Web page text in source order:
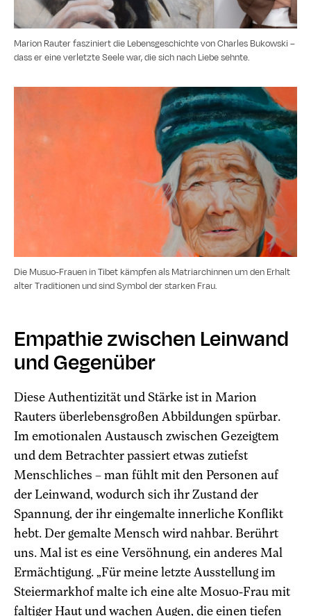
Marion Rauter fasziniert die Lebensgeschichte von Charles Bukowski –
dass er eine verletzte Seele war, die sich nach Liebe sehnte.
Die Musuo-Frauen in Tibet kämpfen als Matriarchinnen um den Erhalt
alter Traditionen und sind Symbol der starken Frau.
Empathie zwischen Leinwand
und Gegenüber
Diese Authentizität und Stärke ist in Marion
Rauters überlebensgroßen Abbildungen spürbar.
Im emotionalen Austausch zwischen Gezeigtem
und dem Betrachter passiert etwas zutiefst
Menschliches – man fühlt mit den Personen auf
der Leinwand, wodurch sich ihr Zustand der
Spannung, der ihr eingemalte innerliche Konflikt
hebt. Der gemalte Mensch wird nahbar. Berührt
uns. Mal ist es eine Versöhnung, ein anderes Mal
Ermächtigung. „Für meine letzte Ausstellung im
Steiermarkhof malte ich eine alte Mosuo-Frau mit
faltiger Haut und wachen Augen, die einen tiefen